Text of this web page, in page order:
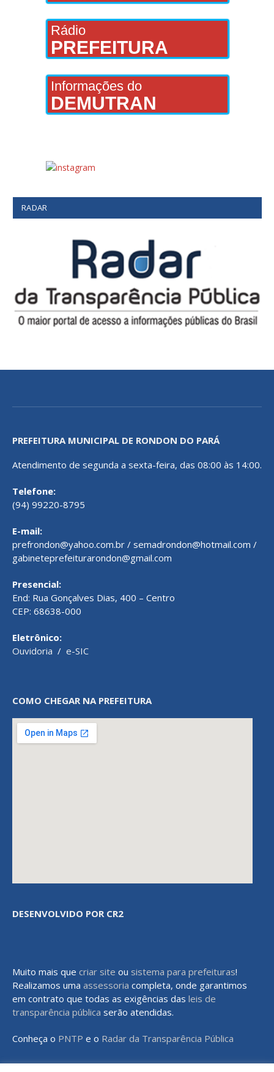
Rádio
PREFEITURA
Informações do
DEMUTRAN
RADAR
PREFEITURA MUNICIPAL DE RONDON DO PARÁ
Atendimento de segunda a sexta-feira, das 08:00 às 14:00.
Telefone:
(94) 99220-8795
E-mail:
prefrondon@yahoo.com.br / semadrondon@hotmail.com /
gabineteprefeiturarondon@gmail.com
Presencial:
End: Rua Gonçalves Dias, 400 – Centro
CEP: 68638-000
Eletrônico:
Ouvidoria / e-SIC
COMO CHEGAR NA PREFEITURA
DESENVOLVIDO POR CR2
Muito mais que criar site ou sistema para prefeituras!
Realizamos uma assessoria completa, onde garantimos
em contrato que todas as exigências das leis de
transparência pública serão atendidas.
Conheça o PNTP e o Radar da Transparência Pública